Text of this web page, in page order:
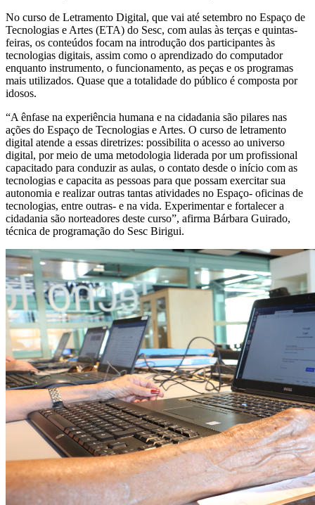
No curso de Letramento Digital, que vai até setembro no Espaço de
Tecnologias e Artes (ETA) do Sesc, com aulas às terças e quintas-
feiras, os conteúdos focam na introdução dos participantes às
tecnologias digitais, assim como o aprendizado do computador
enquanto instrumento, o funcionamento, as peças e os programas
mais utilizados. Quase que a totalidade do público é composta por
idosos.
“A ênfase na experiência humana e na cidadania são pilares nas
ações do Espaço de Tecnologias e Artes. O curso de letramento
digital atende a essas diretrizes: possibilita o acesso ao universo
digital, por meio de uma metodologia liderada por um profissional
capacitado para conduzir as aulas, o contato desde o início com as
tecnologias e capacita as pessoas para que possam exercitar sua
autonomia e realizar outras tantas atividades no Espaço- oficinas de
tecnologias, entre outras- e na vida. Experimentar e fortalecer a
cidadania são norteadores deste curso”, afirma Bárbara Guirado,
técnica de programação do Sesc Birigui.